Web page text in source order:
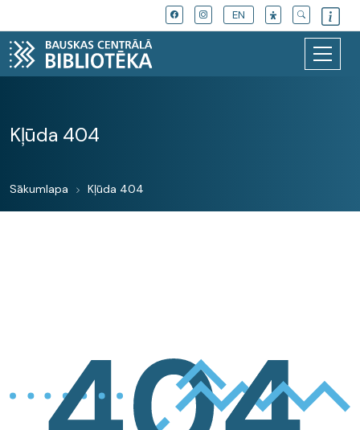
EN
Kļūda 404
Sākumlapa Kļūda 404